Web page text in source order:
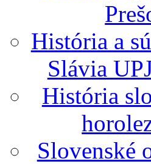
História a
Slávia
História
Slovenské